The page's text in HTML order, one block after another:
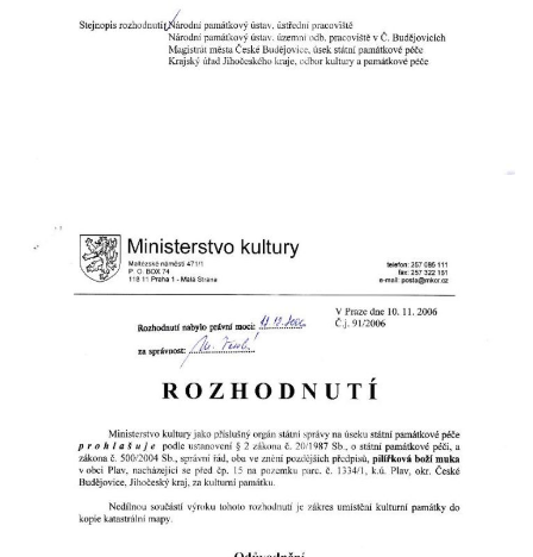
Centrální kříž bývalého hřbitova v Horním
Duchcově
Údajný kříž před kostelem svatých Petra a
Pavla v Jeníkově
Kříž na návsi v Jeníkově
Kříž na křižovatce v Teplické ulici v Lahošti
Kříž U Pěti lip na pastvině severovýchodně
od Mikulášovic
Kříž na rozcestí u domu čp. 123 v